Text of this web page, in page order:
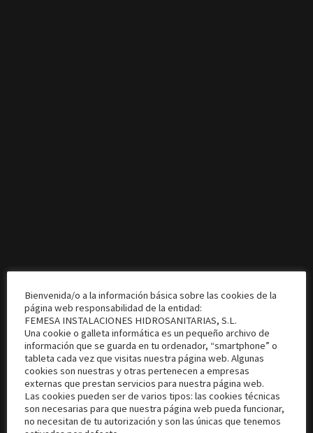
404
Bienvenida/o a la información básica sobre las cookies de la
página web responsabilidad de la entidad:
FEMESA INSTALACIONES HIDROSANITARIAS, S.L.
Una cookie o galleta informática es un pequeño archivo de
información que se guarda en tu ordenador, “smartphone” o
tableta cada vez que visitas nuestra página web. Algunas
cookies son nuestras y otras pertenecen a empresas
externas que prestan servicios para nuestra página web.
Las cookies pueden ser de varios tipos: las cookies técnicas
son necesarias para que nuestra página web pueda funcionar,
no necesitan de tu autorización y son las únicas que tenemos